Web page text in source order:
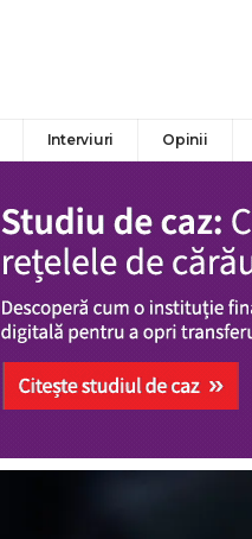
Interviuri Opinii